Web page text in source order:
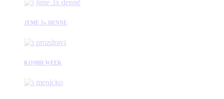
JEME 3x DENNE
KOMBI WEEK